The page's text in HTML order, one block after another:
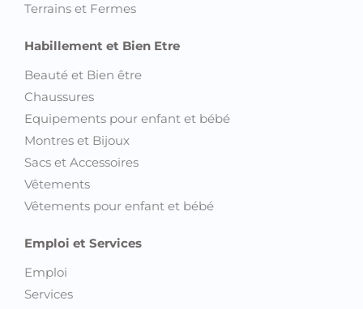
Terrains et Fermes
Habillement et Bien Etre
Beauté et Bien être
Chaussures
Equipements pour enfant et bébé
Montres et Bijoux
Sacs et Accessoires
Vêtements
Vêtements pour enfant et bébé
Emploi et Services
Emploi
Services